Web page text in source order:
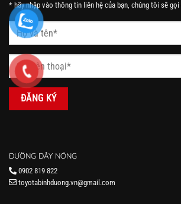
* hãy nhập vào thông tin liên hệ của bạn, chúng tôi sẽ
ĐƯỜNG DÂY NÓNG
0902 819 822
toyotabinhduong.vn@gmail.com